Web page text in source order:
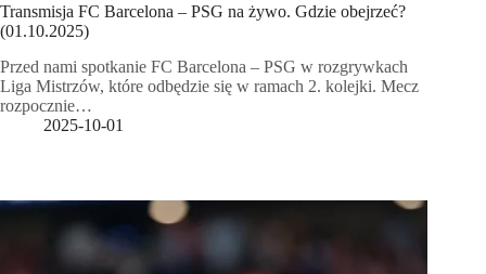
Transmisja FC Barcelona – PSG na żywo. Gdzie obejrzeć?
(01.10.2025)
Przed nami spotkanie FC Barcelona – PSG w rozgrywkach
Liga Mistrzów, które odbędzie się w ramach 2. kolejki. Mecz
rozpocznie…
2025-10-01